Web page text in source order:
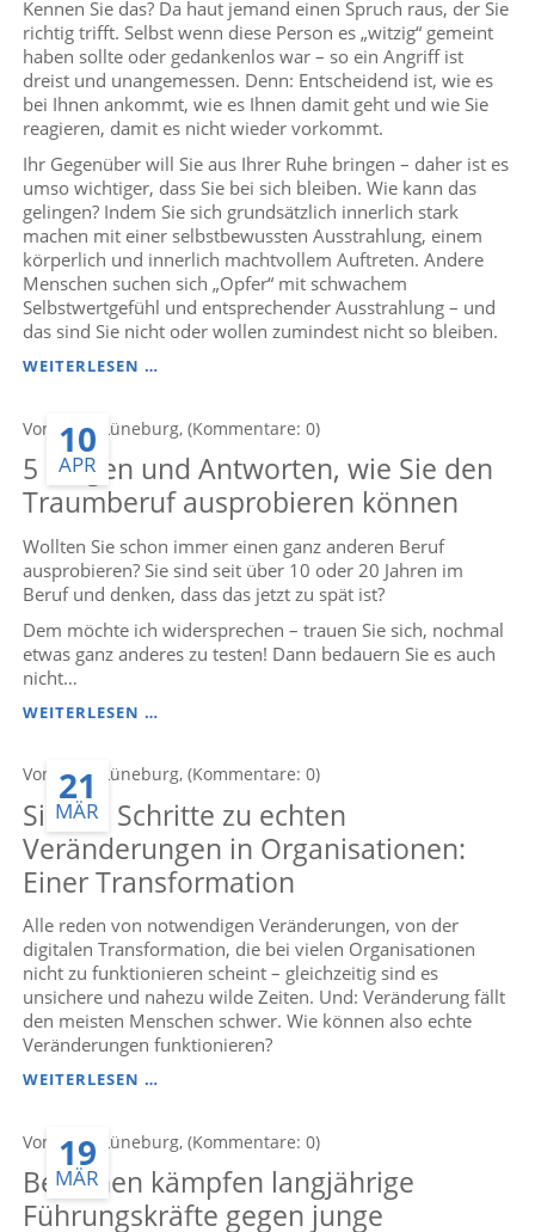
NUN?
Kennen Sie das? Da haut jemand einen Spruch raus, der Sie
richtig trifft. Selbst wenn diese Person es „witzig“ gemeint
haben sollte oder gedankenlos war – so ein Angriff ist
dreist und unangemessen. Denn: Entscheidend ist, wie es
bei Ihnen ankommt, wie es Ihnen damit geht und wie Sie
reagieren, damit es nicht wieder vorkommt.
Ihr Gegenüber will Sie aus Ihrer Ruhe bringen – daher ist es
umso wichtiger, dass Sie bei sich bleiben. Wie kann das
gelingen? Indem Sie sich grundsätzlich innerlich stark
machen mit einer selbstbewussten Ausstrahlung, einem
körperlich und innerlich machtvollem Auftreten. Andere
Menschen suchen sich „Opfer“ mit schwachem
Selbstwertgefühl und entsprechender Ausstrahlung – und
das sind Sie nicht oder wollen zumindest nicht so bleiben.
WEITERLESEN …WIE
MICH
DREISTE
UND
UNANGEMESSENE
SPRÜCHE?
Von Anke Lüneburg, (Kommentare: 0)
10
APR
5 Fragen und Antworten, wie Sie den
Traumberuf ausprobieren können
Wollten Sie schon immer einen ganz anderen Beruf
ausprobieren? Sie sind seit über 10 oder 20 Jahren im
Beruf und denken, dass das jetzt zu spät ist?
Dem möchte ich widersprechen – trauen Sie sich, nochmal
etwas ganz anderes zu testen! Dann bedauern Sie es auch
nicht…
WEITERLESEN …5
ANTWORTEN,
SIE
DEN
TRAUMBERUF
AUSPROBIEREN
Von Anke Lüneburg, (Kommentare: 0)
21
MÄR
Sieben Schritte zu echten
Veränderungen in Organisationen:
Einer Transformation
Alle reden von notwendigen Veränderungen, von der
digitalen Transformation, die bei vielen Organisationen
nicht zu funktionieren scheint – gleichzeitig sind es
unsichere und nahezu wilde Zeiten. Und: Veränderung fällt
den meisten Menschen schwer. Wie können also echte
Veränderungen funktionieren?
WEITERLESEN …SIEBEN
ECHTEN
IN
ORGANISATIONEN:
Von Anke Lüneburg, (Kommentare: 0)
19
MÄR
Bei Ihnen kämpfen langjährige
Führungskräfte gegen junge